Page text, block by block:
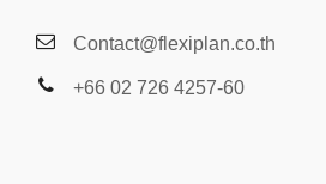
Contact@flexiplan.co.th
+66 02 726 4257-60